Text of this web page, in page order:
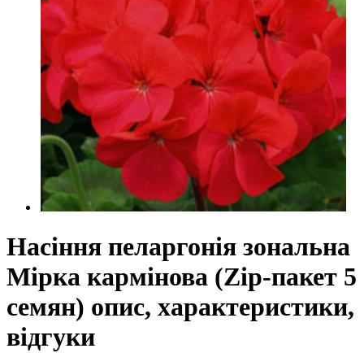
Насіння пеларгонія зональна
Мірка кармінова (Zip-пакет 5
семян) опис, характеристики,
відгуки